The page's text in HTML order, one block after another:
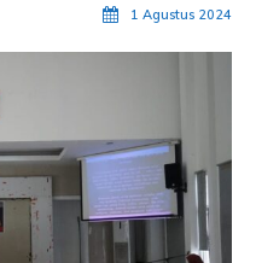
1 Agustus 2024